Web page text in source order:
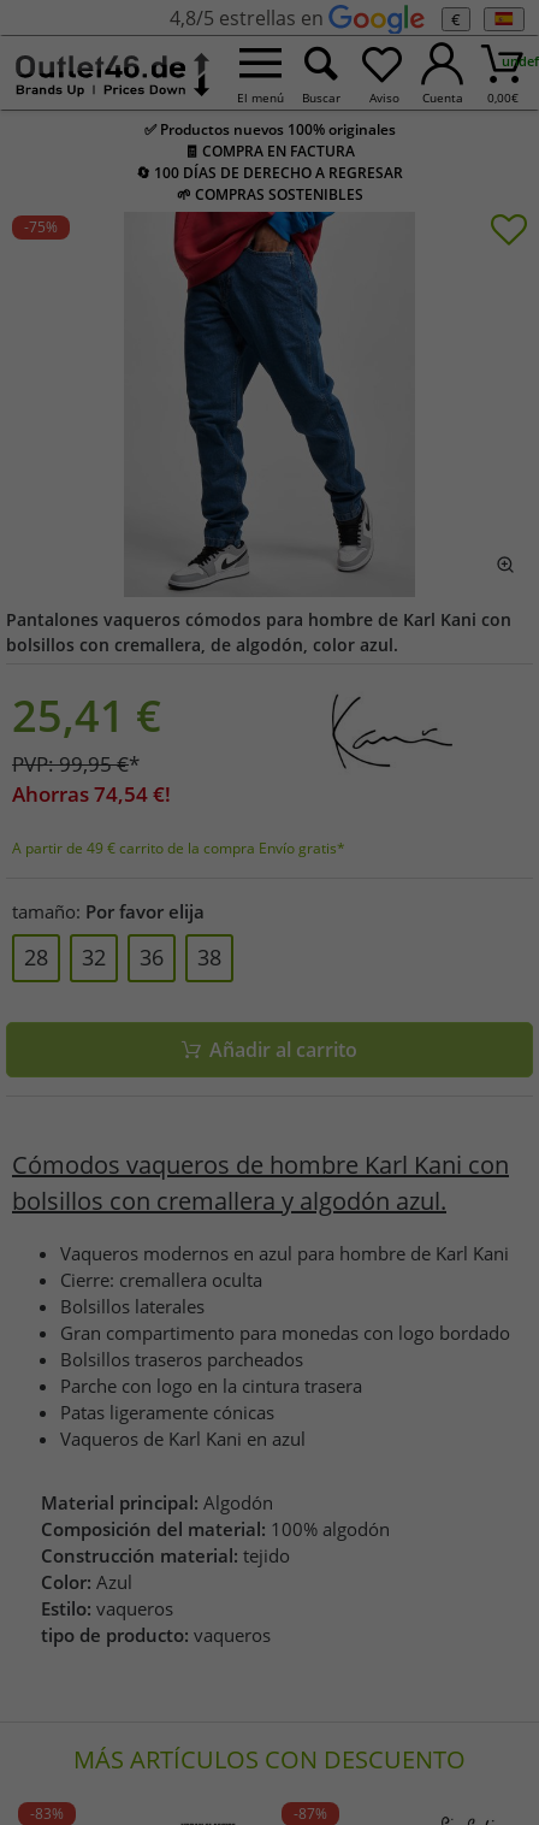
4,8/5 estrellas en €
El menú Buscar Aviso Cuenta 0,00€
✅ Productos nuevos 100% originales
🧾 COMPRA EN FACTURA
🔄 100 DÍAS DE DERECHO A REGRESAR
🌱 COMPRAS SOSTENIBLES
-75%
Pantalones vaqueros cómodos para hombre de Karl Kani con
bolsillos con cremallera, de algodón, color azul.
25,41 €
PVP:99,95€*
Ahorras74,54€!
A partir de 49 € carrito de la compra Envío gratis*
tamaño: Por favor elija
28 32 36 38
Añadir al carrito
Cómodos vaqueros de hombre Karl Kani con
bolsillos con cremallera y algodón azul.
Vaqueros modernos en azul para hombre de Karl Kani
Cierre: cremallera oculta
Bolsillos laterales
Gran compartimento para monedas con logo bordado
Bolsillos traseros parcheados
Parche con logo en la cintura trasera
Patas ligeramente cónicas
Vaqueros de Karl Kani en azul
Material principal: Algodón
Composición del material: 100% algodón
Construcción material: tejido
Color: Azul
Estilo: vaqueros
tipo de producto: vaqueros
MÁS ARTÍCULOS CON DESCUENTO
-83% -87%